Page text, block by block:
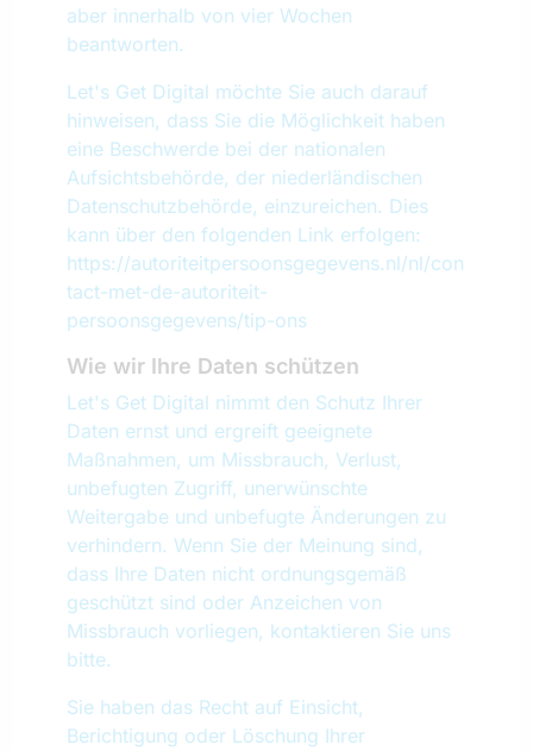
aber innerhalb von vier Wochen
beantworten.
Let's Get Digital möchte Sie auch darauf
hinweisen, dass Sie die Möglichkeit haben
eine Beschwerde bei der nationalen
Aufsichtsbehörde, der niederländischen
Datenschutzbehörde, einzureichen. Dies
kann über den folgenden Link erfolgen:
https://autoriteitpersoonsgegevens.nl/nl/con
tact-met-de-autoriteit-
persoonsgegevens/tip-ons
Wie wir Ihre Daten schützen
Let's Get Digital nimmt den Schutz Ihrer
Daten ernst und ergreift geeignete
Maßnahmen, um Missbrauch, Verlust,
unbefugten Zugriff, unerwünschte
Weitergabe und unbefugte Änderungen zu
verhindern. Wenn Sie der Meinung sind,
dass Ihre Daten nicht ordnungsgemäß
geschützt sind oder Anzeichen von
Missbrauch vorliegen, kontaktieren Sie uns
bitte.
Sie haben das Recht auf Einsicht,
Berichtigung oder Löschung Ihrer